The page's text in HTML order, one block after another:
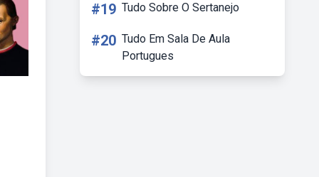
#19 Tudo Sobre O Sertanejo
#20 Tudo Em Sala De Aula
Portugues